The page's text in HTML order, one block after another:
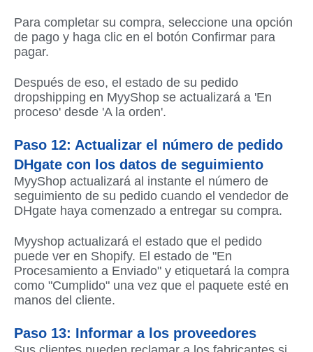
Para completar su compra, seleccione una opción
de pago y haga clic en el botón Confirmar para
pagar.
Después de eso, el estado de su pedido
dropshipping en MyyShop se actualizará a 'En
proceso' desde 'A la orden'.
Paso 12: Actualizar el número de pedido
DHgate con los datos de seguimiento
MyyShop actualizará al instante el número de
seguimiento de su pedido cuando el vendedor de
DHgate haya comenzado a entregar su compra.
Myyshop actualizará el estado que el pedido
puede ver en Shopify. El estado de "En
Procesamiento a Enviado" y etiquetará la compra
como "Cumplido" una vez que el paquete esté en
manos del cliente.
Paso 13: Informar a los proveedores